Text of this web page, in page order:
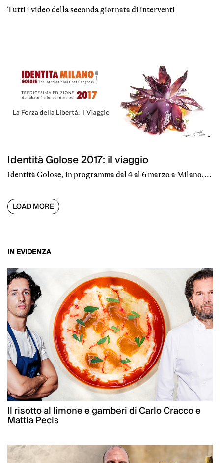
Tutti i video della seconda giornata di interventi
Identità Golose 2017: il viaggio
Identità Golose, in programma dal 4 al 6 marzo a Milano,...
LOAD MORE
IN EVIDENZA
Il risotto al limone e gamberi di Carlo Cracco e
Mattia Pecis